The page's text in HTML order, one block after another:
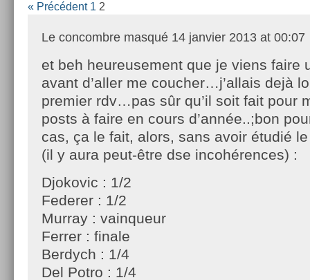
« Précédent 1 2
Le concombre masqué 14 janvier 2013 at 00:07
et beh heureusement que je viens faire
avant d’aller me coucher…j’allais dejà
premier rdv…pas sûr qu’il soit fait pour
posts à faire en cours d’année..;bon
cas, ça le fait, alors, sans avoir étudié
(il y aura peut-être dse incohérences) :
Djokovic : 1/2
Federer : 1/2
Murray : vainqueur
Ferrer : finale
Berdych : 1/4
Del Potro : 1/4